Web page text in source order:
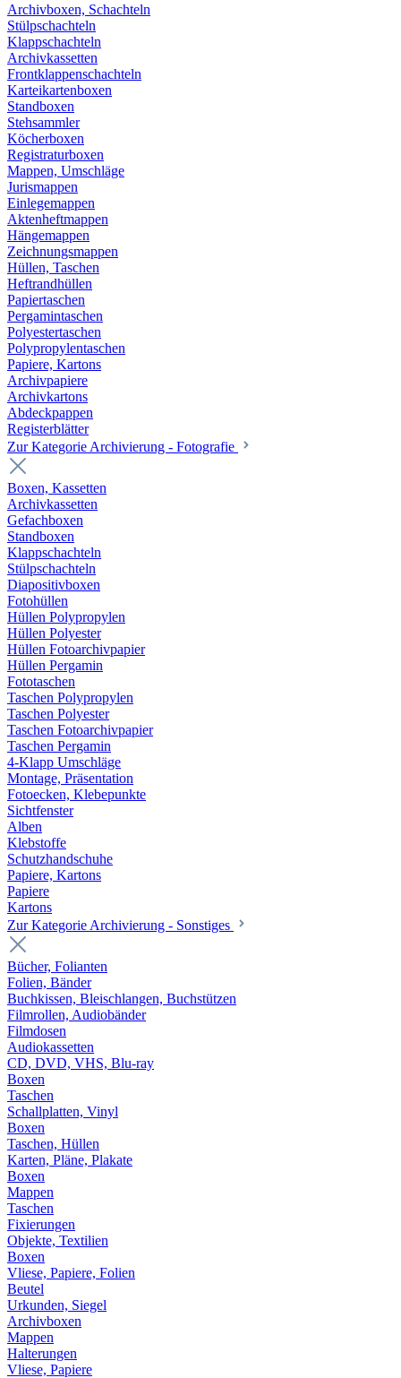
Archivboxen, Schachteln
Stülpschachteln
Klappschachteln
Archivkassetten
Frontklappenschachteln
Karteikartenboxen
Standboxen
Stehsammler
Köcherboxen
Registraturboxen
Mappen, Umschläge
Jurismappen
Einlegemappen
Aktenheftmappen
Hängemappen
Zeichnungsmappen
Hüllen, Taschen
Heftrandhüllen
Papiertaschen
Pergamintaschen
Polyestertaschen
Polypropylentaschen
Papiere, Kartons
Archivpapiere
Archivkartons
Abdeckpappen
Registerblätter
Zur Kategorie Archivierung - Fotografie
Boxen, Kassetten
Archivkassetten
Gefachboxen
Standboxen
Klappschachteln
Stülpschachteln
Diapositivboxen
Fotohüllen
Hüllen Polypropylen
Hüllen Polyester
Hüllen Fotoarchivpapier
Hüllen Pergamin
Fototaschen
Taschen Polypropylen
Taschen Polyester
Taschen Fotoarchivpapier
Taschen Pergamin
4-Klapp Umschläge
Montage, Präsentation
Fotoecken, Klebepunkte
Sichtfenster
Alben
Klebstoffe
Schutzhandschuhe
Papiere, Kartons
Papiere
Kartons
Zur Kategorie Archivierung - Sonstiges
Bücher, Folianten
Folien, Bänder
Buchkissen, Bleischlangen, Buchstützen
Filmrollen, Audiobänder
Filmdosen
Audiokassetten
CD, DVD, VHS, Blu-ray
Boxen
Taschen
Schallplatten, Vinyl
Boxen
Taschen, Hüllen
Karten, Pläne, Plakate
Boxen
Mappen
Taschen
Fixierungen
Objekte, Textilien
Boxen
Vliese, Papiere, Folien
Beutel
Urkunden, Siegel
Archivboxen
Mappen
Halterungen
Vliese, Papiere